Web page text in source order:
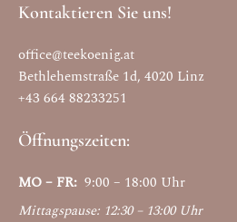
Kontaktieren Sie uns!
office@teekoenig.at
Bethlehemstraße 1d, 4020 Linz
+43 664 88233251
Öffnungszeiten:
MO – FR: 9:00 – 18:00 Uhr
Mittagspause: 12:30 – 13:00 Uhr